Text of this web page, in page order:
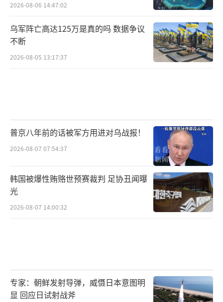
2026-08-06 14:47:02
乌军阵亡高达125万是真的吗 数据争议
不断
2026-08-05 13:17:37
普京八年前的话被军方用进对乌战报！
2026-08-07 07:54:37
韩国被爆性贿赂世预赛裁判 足协丑闻曝
光
2026-08-07 14:00:32
专家：朝鲜发射导弹，威慑日本意图明
显 回应日试射战斧